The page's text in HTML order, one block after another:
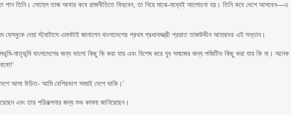
পান তিনি। সোহেল তাজ আবার কবে রাজনীতিতে ফিরবেন, তা নিয়ে মাঝে-মধ্যেই আলোচনা হয়। তিনি কবে দেশে আসবেন—এ
দেয়া স্ট্যাটাসে এমনটাই জানালেন বাংলাদেশের প্রথম প্রধানমন্ত্রী প্রয়াত তাজউদ্দীন আহমদের এই সন্তান।
মাতৃভূমি বাংলাদেশের জন্য ভালো কিছু কি করা যায় এবং বিশেষ করে যুব সমাজের জন্য পজিটিভ কিছু করা যায় কি না। অনেক
আসা উচিত- আমি বেশিরভাগ সময়ই দেশে থাকি।’
এবং তার পরিকল্পনার জন্য শুভ কামনা জানিয়েছেন।